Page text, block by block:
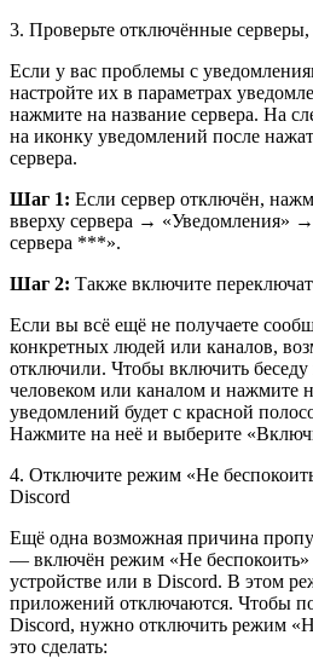
3. Проверьте отключённые
Если у вас проблемы с
настройте их в параметрах
нажмите на название сервера. На
на иконку уведомлений после
сервера.
Шаг 1: Если сервер отключён,
вверху сервера → «Уведомления»
сервера ***».
Шаг 2: Также включите
Если вы всё ещё не получаете
конкретных людей или каналов,
отключили. Чтобы включить беседу
человеком или каналом и нажмите
уведомлений будет с красной
Нажмите на неё и выберите
4. Отключите режим «Не
Discord
Ещё одна возможная причина
— включён режим «Не
устройстве или в Discord. В этом
приложений отключаются. Чтобы
Discord, нужно отключить режим
это сделать: